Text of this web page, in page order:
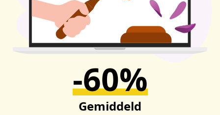
-60%
Gemiddeld